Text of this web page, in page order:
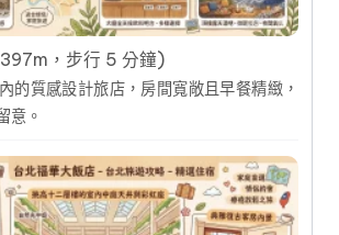
，步行 5 分鐘)
的質感設計旅店，房間寬敞且早餐精緻，
意。